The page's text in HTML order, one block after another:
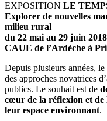
EXPOSITION LE
Explorer de nouvelles
milieu rural
du 22 mai au 29 juin 2018
CAUE de l’Ardèche à
Depuis plusieurs années,
des approches novatrices
publics. Le souhait est de
cœur de la réflexion et de
leur espace environnant.